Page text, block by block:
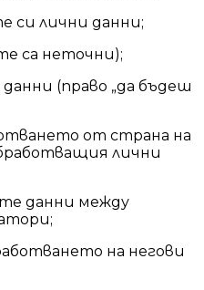
си лични данни;
са неточни);
(право „да бъдеш
от страна на
лични
данни между
на негови